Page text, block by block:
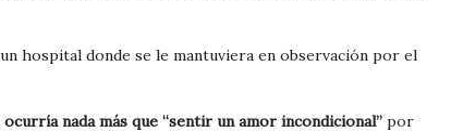
hospital donde se le mantuviera en observación por el
nada más que “sentir un amor incondicional” por